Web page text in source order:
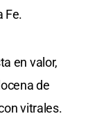
Fe.
en valor,
de
vitrales.